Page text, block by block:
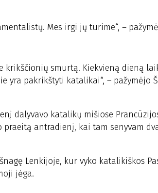
Mes irgi jų turime“, –
smurtą. Kiekvieną dieną
yra pakrikštyti katalikai“, – pažymėjo
dalyvavo katalikų mišiose
antradienį, kai tam senyvam
Lenkijoje, kur vyko katalikiškos
jėga.